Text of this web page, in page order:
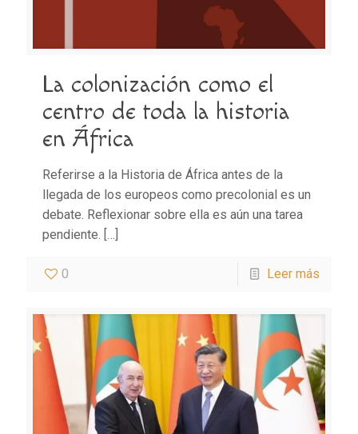
La colonización como el
centro de toda la historia
en África
Referirse a la Historia de África antes de la
llegada de los europeos como precolonial es un
debate. Reflexionar sobre ella es aún una tarea
pendiente. […]
0 Leer más